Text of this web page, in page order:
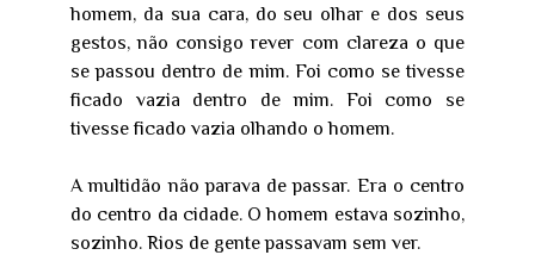
homem, da sua cara, do seu olhar e dos seus
gestos, não consigo rever com clareza o que
se passou dentro de mim. Foi como se tivesse
ficado vazia dentro de mim. Foi como se
tivesse ficado vazia olhando o homem.
A multidão não parava de passar. Era o centro
do centro da cidade. O homem estava sozinho,
sozinho. Rios de gente passavam sem ver.